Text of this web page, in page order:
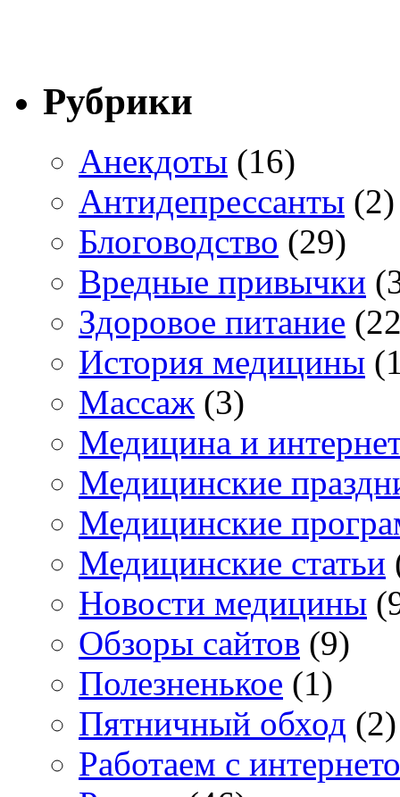
Рубрики
Анекдоты (16)
Антидепрессанты (2)
Блоговодство (29)
Вредные привычки
Здоровое питание
История медицины
Массаж (3)
Медицина и
Медицинские
Медицинские
Медицинские статьи
Новости медицины
Обзоры сайтов (9)
Полезненькое (1)
Пятничный обход (2)
Работаем с